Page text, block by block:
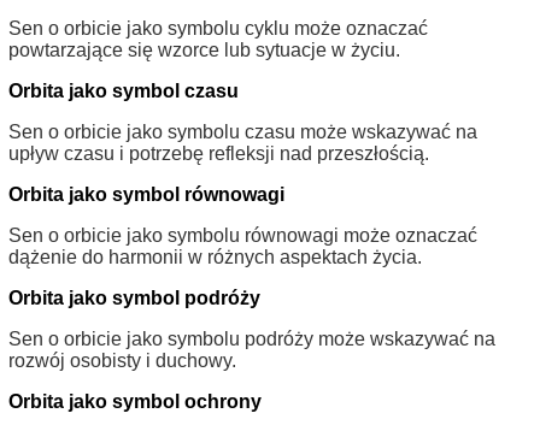
Sen o orbicie jako symbolu cyklu może oznaczać
powtarzające się wzorce lub sytuacje w życiu.
Orbita jako symbol czasu
Sen o orbicie jako symbolu czasu może wskazywać na
upływ czasu i potrzebę refleksji nad przeszłością.
Orbita jako symbol równowagi
Sen o orbicie jako symbolu równowagi może oznaczać
dążenie do harmonii w różnych aspektach życia.
Orbita jako symbol podróży
Sen o orbicie jako symbolu podróży może wskazywać na
rozwój osobisty i duchowy.
Orbita jako symbol ochrony